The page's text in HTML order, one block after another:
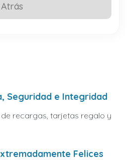
Atrás
Seguridad e Integridad
de recargas, tarjetas regalo y
Felices